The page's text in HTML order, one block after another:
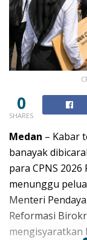
0
SHARES
Medan – Kabar
banayak
para CPNS
menunggu
Menteri
Reformasi
mengisyaratkan